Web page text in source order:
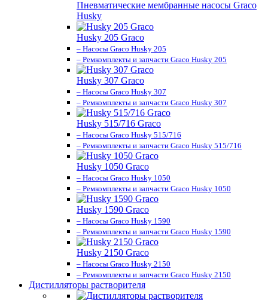
Пневматические мембранные насосы Graco
Husky
Husky 205 Graco
– Насосы Graco Husky 205
– Ремкомплекты и запчасти Graco Husky 205
Husky 307 Graco
– Насосы Graco Husky 307
– Ремкомплекты и запчасти Graco Husky 307
Husky 515/716 Graco
– Насосы Graco Husky 515/716
– Ремкомплекты и запчасти Graco Husky 515/716
Husky 1050 Graco
– Насосы Graco Husky 1050
– Ремкомплекты и запчасти Graco Husky 1050
Husky 1590 Graco
– Насосы Graco Husky 1590
– Ремкомплекты и запчасти Graco Husky 1590
Husky 2150 Graco
– Насосы Graco Husky 2150
– Ремкомплекты и запчасти Graco Husky 2150
Дистилляторы растворителя